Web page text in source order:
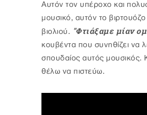
Αυτόν τον υπέροχο και
μουσικό, αυτόν το βιρτουόζο
βιολιού. "Φτιάξαμε μίαν
κουβέντα που συνηθίζει να
σπουδαίος αυτός μουσικός.
θέλω να πιστεύω.